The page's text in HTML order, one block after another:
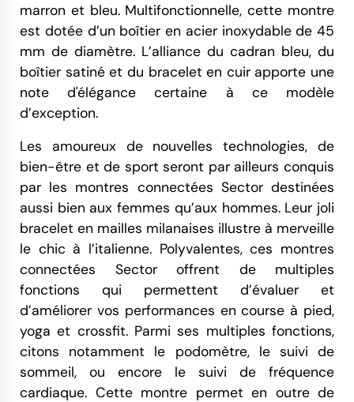
marron et bleu. Multifonctionnelle, cette montre
est dotée d’un boîtier en acier inoxydable de 45
mm de diamètre. L’alliance du cadran bleu, du
boîtier satiné et du bracelet en cuir apporte une
note d'élégance certaine à ce modèle
d’exception.
Les amoureux de nouvelles technologies, de
bien-être et de sport seront par ailleurs conquis
par les montres connectées Sector destinées
aussi bien aux femmes qu’aux hommes. Leur joli
bracelet en mailles milanaises illustre à merveille
le chic à l’italienne. Polyvalentes, ces montres
connectées Sector offrent de multiples
fonctions qui permettent d’évaluer et
d’améliorer vos performances en course à pied,
yoga et crossfit. Parmi ses multiples fonctions,
citons notamment le podomètre, le suivi de
sommeil, ou encore le suivi de fréquence
cardiaque. Cette montre permet en outre de